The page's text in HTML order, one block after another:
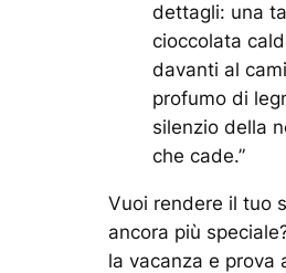
dettagli: una
cioccolata
davanti al
profumo di
silenzio della
che cade.”
Vuoi rendere il tuo
ancora più
la vacanza e prova